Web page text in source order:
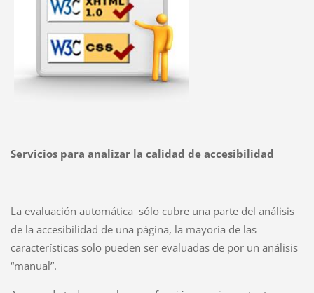
Servicios para analizar la calidad de accesibilidad
La evaluación automática sólo cubre una parte del análisis
de la accesibilidad de una página, la mayoría de las
características solo pueden ser evaluadas de por un análisis
“manual”.